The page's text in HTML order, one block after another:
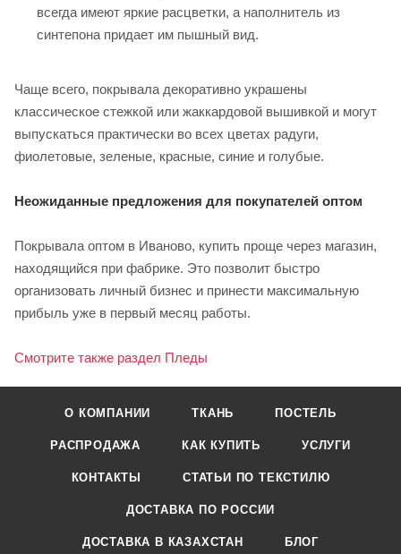
всегда имеют яркие расцветки, а наполнитель из
синтепона придает им пышный вид.
Чаще всего, покрывала декоративно украшены
классическое стежкой или жаккардовой вышивкой и могут
выпускаться практически во всех цветах радуги,
фиолетовые, зеленые, красные, синие и голубые.
Неожиданные предложения для покупателей оптом
Покрывала оптом в Иваново, купить проще через магазин,
находящийся при фабрике. Это позволит быстро
организовать личный бизнес и принести максимальную
прибыль уже в первый месяц работы.
Смотрите также раздел Пледы
О КОМПАНИИ ТКАНЬ ПОСТЕЛЬ
РАСПРОДАЖА КАК КУПИТЬ УСЛУГИ
КОНТАКТЫ СТАТЬИ ПО ТЕКСТИЛЮ
ДОСТАВКА ПО РОССИИ
ДОСТАВКА В КАЗАХСТАН БЛОГ